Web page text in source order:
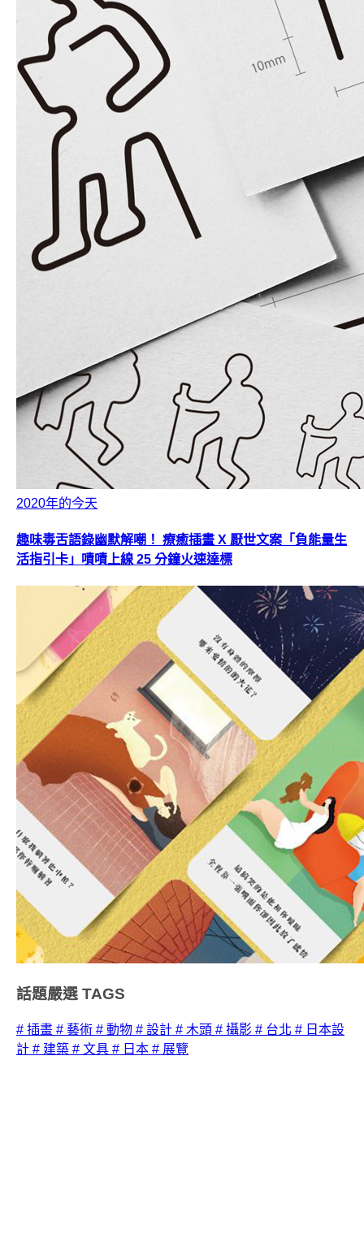
2020年的今天
趣味毒舌語錄幽默解嘲！ 療癒插畫 X 厭世文案「負能量生
活指引卡」嘖嘖上線 25 分鐘火速達標
話題嚴選 TAGS
# 插畫 # 藝術 # 動物 # 設計 # 木頭 # 攝影 # 台北 # 日本設
計 # 建築 # 文具 # 日本 # 展覽